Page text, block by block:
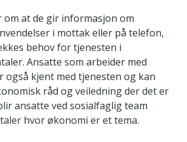
om at de gir informasjon om
i mottak eller på telefon,
behov for tjenesten i
Ansatte som arbeider med
også kjent med tjenesten og kan
råd og veiledning der det er
ansatte ved sosialfaglig team
hvor økonomi er et tema.